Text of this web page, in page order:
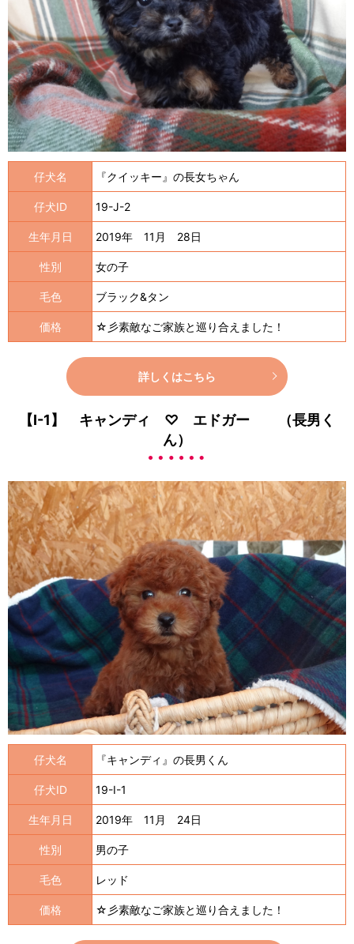
仔犬名 『クイッキー』の長女ちゃん
仔犬ID 19-J-2
生年月日 2019年 11月 28日
性別 女の子
毛色 ブラック&タン
価格 ☆彡素敵なご家族と巡り合えました！
詳しくはこちら
【I-1】 キャンディ ♡ エドガー （長男く
ん）
仔犬名 『キャンディ』の長男くん
仔犬ID 19-I-1
生年月日 2019年 11月 24日
性別 男の子
毛色 レッド
価格 ☆彡素敵なご家族と巡り合えました！